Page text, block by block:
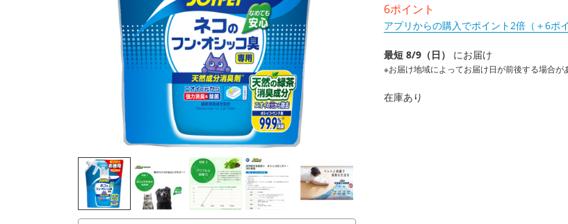
6ポイント
アプリからの購入でポイント2倍（＋6ポイ
最短 8/9（日） にお届け
※お届け地域によってお届け日が前後する場合が
在庫あり